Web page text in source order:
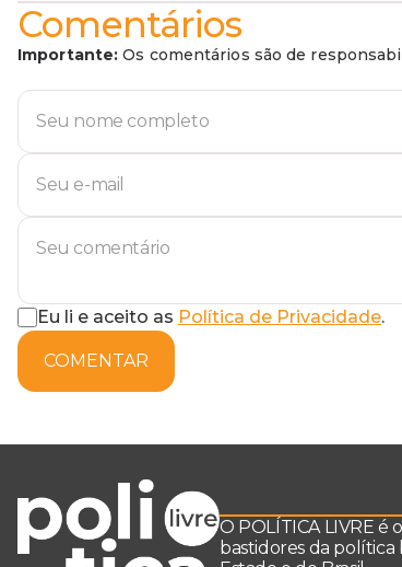
Comentários
Importante: Os comentários são de
Eu li e aceito as Política de Privacidade.
COMENTAR
O POLÍTICA LIVRE é
bastidores da política